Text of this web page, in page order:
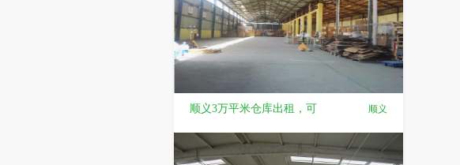
顺义
顺义3万平米仓库出租，可